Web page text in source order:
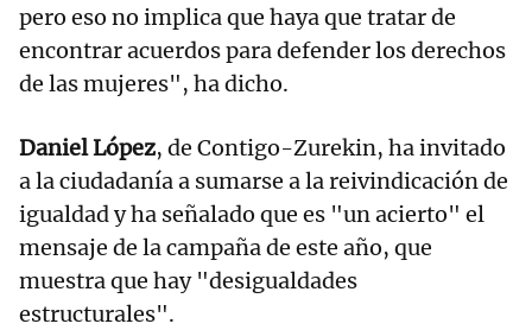
pero eso no implica que haya que tratar de
encontrar acuerdos para defender los derechos
de las mujeres", ha dicho.
Daniel López, de Contigo-Zurekin, ha invitado
a la ciudadanía a sumarse a la reivindicación de
igualdad y ha señalado que es "un acierto" el
mensaje de la campaña de este año, que
muestra que hay "desigualdades
estructurales".